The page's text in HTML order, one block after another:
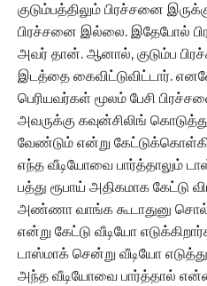
குடும்பத்திலும் பிரச்சனை
பிரச்சனை இல்லை. இதேபோல்
அவர் தான். ஆனால், குடும்ப
இடத்தை கைவிட்டுவிட்டார்.
பெரியவர்கள் மூலம் பேசி
அவருக்கு கவுன்சிலிங்
வேண்டும் என்று
எந்த வீடியோவை பார்த்தாலும்
பத்து ரூபாய் அதிகமாக கேட்டு
அண்ணா வாங்க கூடாதுனு
என்று கேட்டு வீடியோ
டாஸ்மாக் சென்று வீடியோ
அந்த வீடியோவை பார்த்தால்